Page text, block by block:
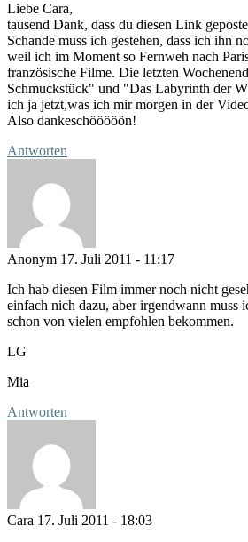
Liebe Cara,
tausend Dank, dass du diesen Link
Schande muss ich gestehen, dass ich ihn
weil ich im Moment so Fernweh nach
französische Filme. Die letzten
Schmuckstück" und "Das Labyrinth der
ich ja jetzt,was ich mir morgen in der
Also dankeschööööön!
Antworten
Anonym 17. Juli 2011 - 11:17
Ich hab diesen Film immer noch nicht
einfach nich dazu, aber irgendwann muss
schon von vielen empfohlen bekommen.
LG
Mia
Antworten
Cara 17. Juli 2011 - 18:03